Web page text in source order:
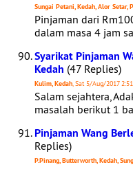
Sungai Petani, Kedah, Alor Setar,
Pinjaman dari
dalam masa 4 jam
Syarikat Pinjaman
Kedah (47 Replies)
Kulim, Kedah, Sat 5/Aug/2017
Salam sejahtera,
masalah berikut 1
Pinjaman Wang
Replies)
P.Pinang, Butterworth, Kedah,